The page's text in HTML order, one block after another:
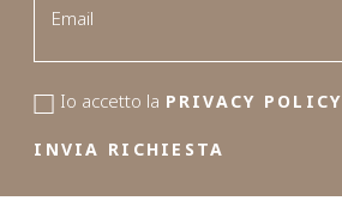
Io accetto la PRIVACY POLICY
INVIA RICHIESTA